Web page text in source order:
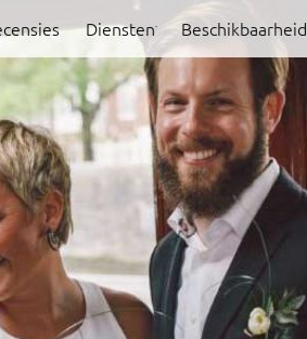
Diensten Beschikbaarheid
Clover
Jean